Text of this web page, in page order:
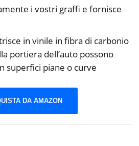
i vostri graffi e fornisce
in vinile in fibra di carbonio
portiera dell’auto possono
superfici piane o curve
DA AMAZON